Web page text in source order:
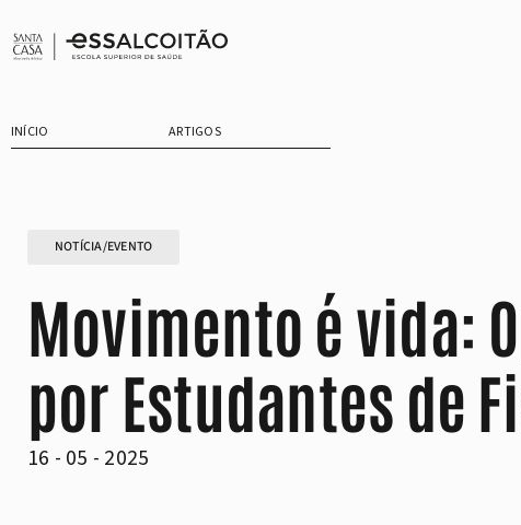
para
INÍCIO ARTIGOS
NOTÍCIA/EVENTO
Movimento é vida:
por Estudantes de
16 - 05 - 2025